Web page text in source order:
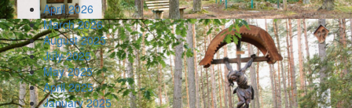
April 2026
March 2026
August 2025
July 2025
May 2025
April 2025
January 2025